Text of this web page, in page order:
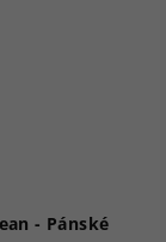
Serengeti sluneční brýle SS597001 Kean - Pánské